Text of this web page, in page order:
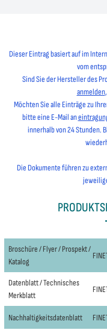
Dieser Eintrag basiert auf im
vom
Sind Sie der Hersteller des
anmelden
Möchten Sie alle Einträge zu
bitte eine E-Mail an
innerhalb von 24 Stunden.
Die Dokumente führen zu
Broschüre / Flyer / Prospekt /
Katalog
Datenblatt / Technisches
Merkblatt
Nachhaltigkeitsdatenblatt